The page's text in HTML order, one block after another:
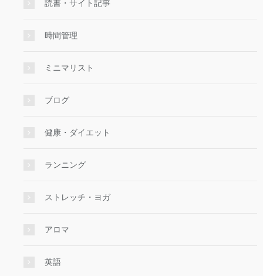
読書・サイト記事
時間管理
ミニマリスト
ブログ
健康・ダイエット
ランニング
ストレッチ・ヨガ
アロマ
英語